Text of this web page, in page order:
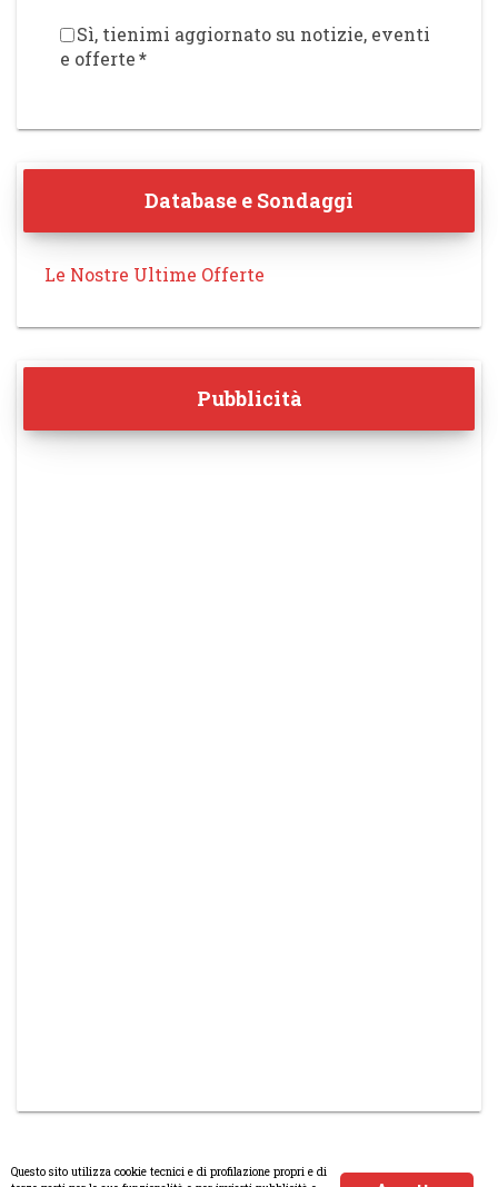
Sì, tienimi aggiornato su notizie, eventi
e offerte*
Database e Sondaggi
Le Nostre Ultime Offerte
Pubblicità
Questo sito utilizza cookie tecnici e di profilazione propri e di